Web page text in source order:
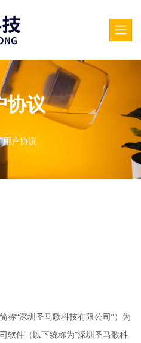
协议
用户协议
称“深圳圣马歌科技有限公司”）为
软件（以下统称为“深圳圣马歌科